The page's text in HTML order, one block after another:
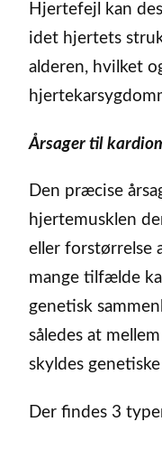
Hjertefejl kan
idet hjertets
alderen, hvilket
Årsager til
Den præcise
hjertemusklen
eller forstørrelse
mange tilfælde
genetisk
således at
skyldes
Der findes 3